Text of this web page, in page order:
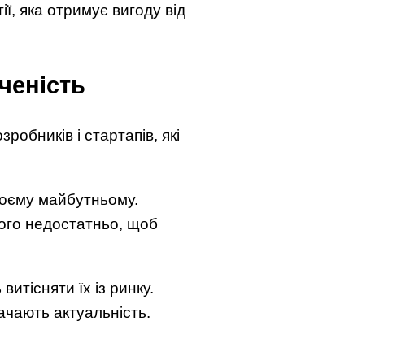
яка отримує вигоду від
і стартапів, які
майбутньому.
недостатньо, щоб
їх із ринку.
актуальність.